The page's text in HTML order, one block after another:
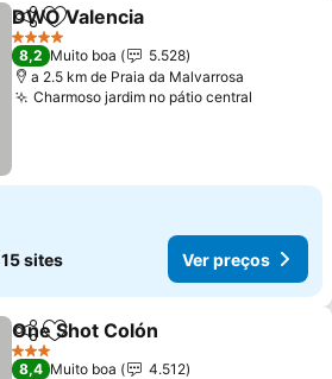
PartilharAdicionar aos favoritos
DWO Valencia
4 Estrelas
8,2 Muito boa
5.528
a 2.5 km de Praia da Malvarrosa
Charmoso jardim no pátio central
15 sites Ver preços
PartilharAdicionar aos favoritos
One Shot Colón
3 Estrelas
8,4 Muito boa
4.512